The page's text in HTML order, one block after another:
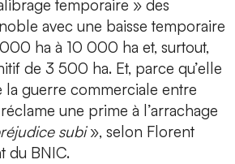
temporaire » des
avec une baisse temporaire
ha à 10 000 ha et, surtout,
de 3 500 ha. Et, parce qu’elle
la guerre commerciale entre
une prime à l’arrachage
subi», selon Florent
du BNIC.